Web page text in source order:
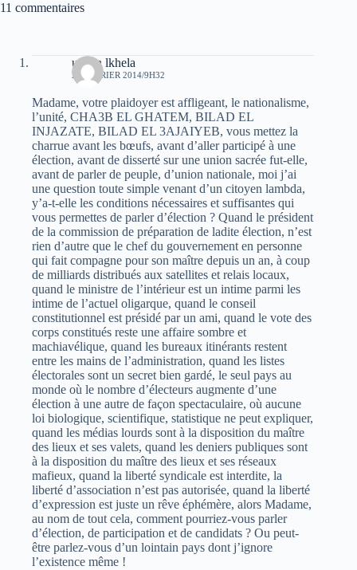
11 commentaires
uchen lkhela
27 FÉVRIER 2014/9H32
Madame, votre plaidoyer est affligeant, le nationalisme,
l’unité, CHA3B EL GHATEM, BILAD EL
INJAZATE, BILAD EL 3AJAIYEB, vous mettez la
charrue avant les bœufs, avant d’aller participé à une
élection, avant de disserté sur une union sacrée fut-elle,
avant de parler de peuple, d’union nationale, moi j’ai
une question toute simple venant d’un citoyen lambda,
y’a-t-elle les conditions nécessaires et suffisantes qui
vous permettes de parler d’élection ? Quand le président
de la commission de préparation de ladite élection, n’est
rien d’autre que le chef du gouvernement en personne
qui fait compagne pour son maître depuis un an, à coup
de milliards distribués aux satellites et relais locaux,
quand le ministre de l’intérieur est un intime parmi les
intime de l’actuel oligarque, quand le conseil
constitutionnel est présidé par un ami, quand le vote des
corps constitués reste une affaire sombre et
machiavélique, quand les bureaux itinérants restent
entre les mains de l’administration, quand les listes
électorales sont un secret bien gardé, le seul pays au
monde où le nombre d’électeurs augmente d’une
élection à une autre de façon spectaculaire, où aucune
loi biologique, scientifique, statistique ne peut expliquer,
quand les médias lourds sont à la disposition du maître
des lieux et ses valets, quand les deniers publiques sont
à la disposition du maître des lieux et ses réseaux
mafieux, quand la liberté syndicale est interdite, la
liberté d’association n’est pas autorisée, quand la liberté
d’expression est juste un rêve éphémère, alors Madame,
au nom de tout cela, comment pourriez-vous parler
d’élection, de participation et de candidats ? Ou peut-
être parlez-vous d’un lointain pays dont j’ignore
l’existence même !